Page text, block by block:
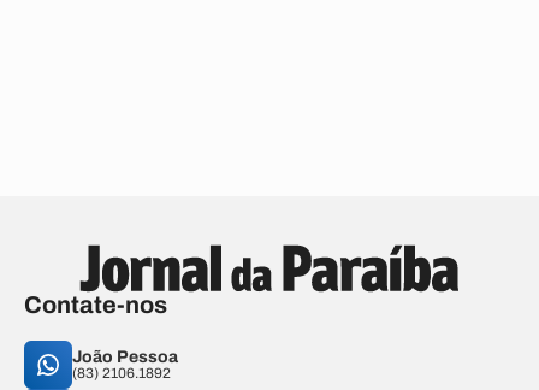
Contate-nos
João Pessoa
(83) 2106.1892